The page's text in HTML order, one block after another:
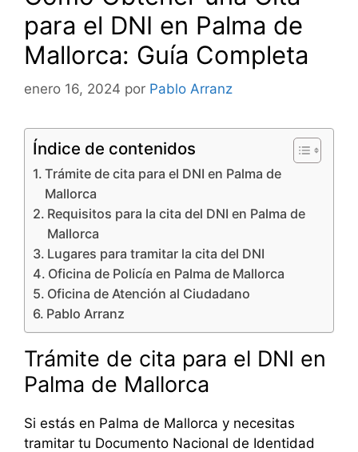
para el DNI en Palma de
Mallorca: Guía Completa
enero 16, 2024 por Pablo Arranz
Índice de contenidos
Trámite de cita para el DNI en Palma de
Mallorca
Requisitos para la cita del DNI en Palma de
Mallorca
Lugares para tramitar la cita del DNI
Oficina de Policía en Palma de Mallorca
Oficina de Atención al Ciudadano
Pablo Arranz
Trámite de cita para el DNI en
Palma de Mallorca
Si estás en Palma de Mallorca y necesitas
tramitar tu Documento Nacional de Identidad